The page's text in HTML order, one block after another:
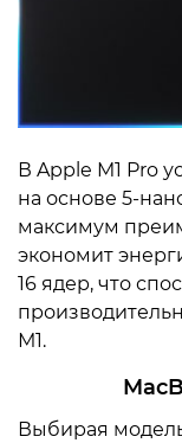
В Apple M1 Pro
на основе 5-
максимум
экономит
16 ядер, что
М1.
Выбирая